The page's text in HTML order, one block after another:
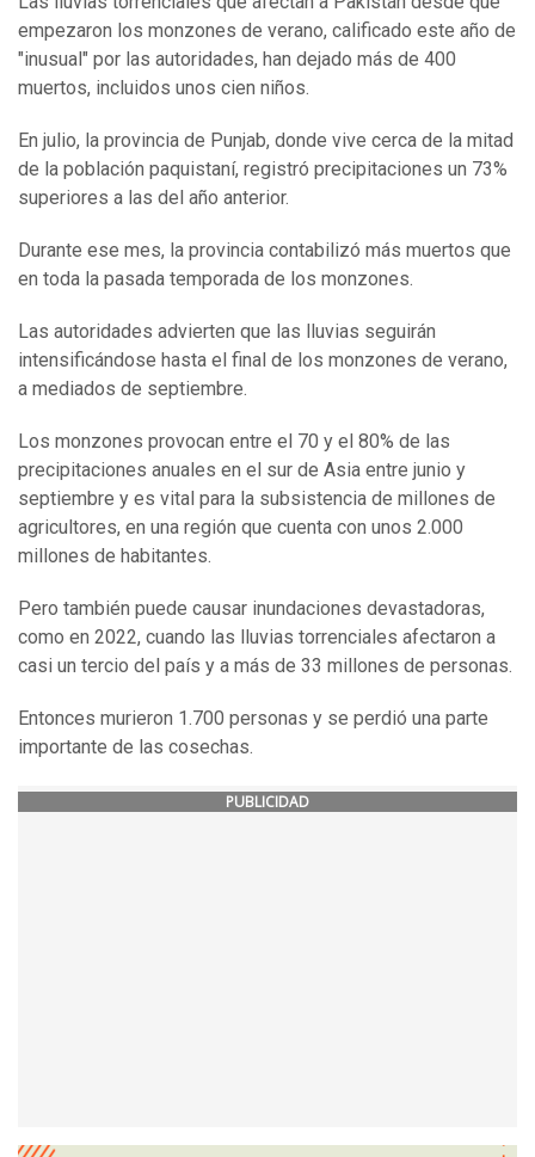
empezaron los monzones de verano, calificado este año de
"inusual" por las autoridades, han dejado más de 400
muertos, incluidos unos cien niños.
En julio, la provincia de Punjab, donde vive cerca de la mitad
de la población paquistaní, registró precipitaciones un 73%
superiores a las del año anterior.
Durante ese mes, la provincia contabilizó más muertos que
en toda la pasada temporada de los monzones.
Las autoridades advierten que las lluvias seguirán
intensificándose hasta el final de los monzones de verano,
a mediados de septiembre.
Los monzones provocan entre el 70 y el 80% de las
precipitaciones anuales en el sur de Asia entre junio y
septiembre y es vital para la subsistencia de millones de
agricultores, en una región que cuenta con unos 2.000
millones de habitantes.
Pero también puede causar inundaciones devastadoras,
como en 2022, cuando las lluvias torrenciales afectaron a
casi un tercio del país y a más de 33 millones de personas.
Entonces murieron 1.700 personas y se perdió una parte
importante de las cosechas.
PUBLICIDAD